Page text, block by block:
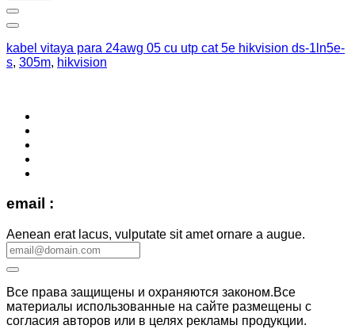
kabel vitaya para 24awg 05 cu utp cat 5e hikvision ds-1ln5e-
s, 305m, hikvision
email :
Aenean erat lacus, vulputate sit amet ornare a augue.
Все права защищены и охраняются законом.Все
материалы использованные на сайте размещены с
согласия авторов или в целях рекламы продукции.